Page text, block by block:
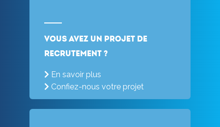
Vous avez un projet de
recrutement ?
En savoir plus
Confiez-nous votre projet